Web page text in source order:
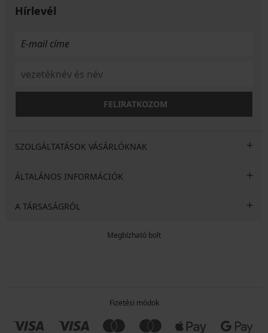
Hírlevél
FELIRATKOZOM
SZOLGÁLTATÁSOK VÁSÁRLÓKNAK
ÁLTALÁNOS INFORMÁCIÓK
A TÁRSASÁGRÓL
Megbízható bolt
Fizetési módok